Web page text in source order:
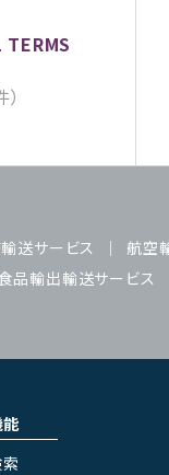
送サービス 航空
品輸出輸送サービス